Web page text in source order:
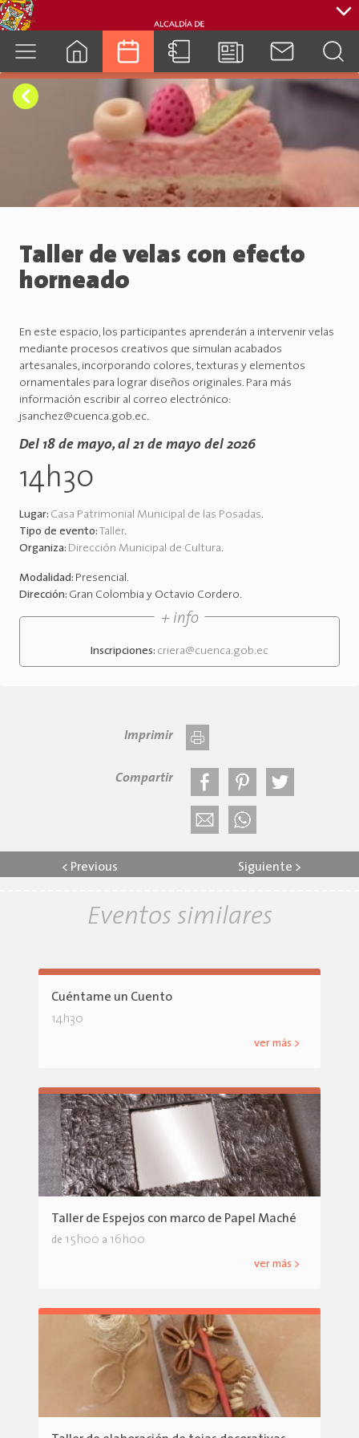
cuenca.gob.ec
Taller de velas con efecto
horneado
En este espacio, los participantes aprenderán a intervenir velas
mediante procesos creativos que simulan acabados
artesanales, incorporando colores, texturas y elementos
ornamentales para lograr diseños originales. Para más
información escribir al correo electrónico:
jsanchez@cuenca.gob.ec.
Del 18 de mayo, al 21 de mayo del 2026
14h30
Lugar: Casa Patrimonial Municipal de las Posadas.
Tipo de evento: Taller.
Organiza: Dirección Municipal de Cultura.
Modalidad: Presencial.
Dirección: Gran Colombia y Octavio Cordero.
+ info
Inscripciones: criera@cuenca.gob.ec
Imprimir
Compartir
< Previous Siguiente >
Eventos similares
Cuéntame un Cuento
14h30
ver más >
Taller de Espejos con marco de Papel Maché
de 15h00 a 16h00
ver más >